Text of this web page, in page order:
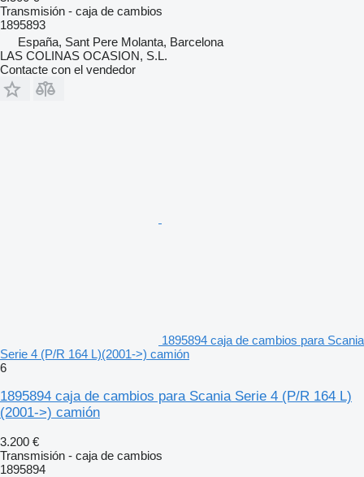
Transmisión - caja de cambios
1895893
España, Sant Pere Molanta, Barcelona
LAS COLINAS OCASION, S.L.
Contacte con el vendedor
1895894 caja de cambios para Scania
Serie 4 (P/R 164 L)(2001->) camión
6
1895894 caja de cambios para Scania Serie 4 (P/R 164 L)
(2001->) camión
3.200 €
Transmisión - caja de cambios
1895894